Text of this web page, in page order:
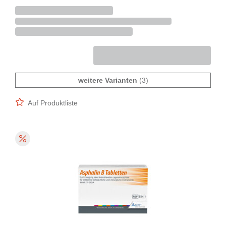
weitere Varianten (3)
Auf Produktliste